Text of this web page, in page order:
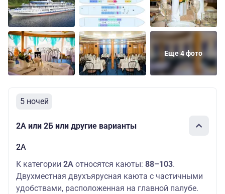
Еще 4 фото
5 ночей
2А или 2Б или другие варианты
2А
К категории 2А относятся каюты: 88–103.
Двухместная двухъярусная каюта с частичными
удобствами, расположенная на главной палубе.